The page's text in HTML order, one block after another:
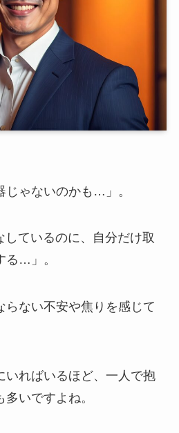
じゃないのかも…」。
しているのに、自分だけ取
る…」。
らない不安や焦りを感じて
いればいるほど、一人で抱
いですよね。